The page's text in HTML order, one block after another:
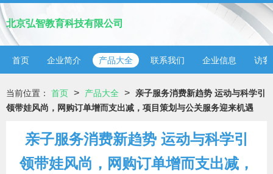
北京弘智教育科技有限公司
首页 企业简介 产品大全 联系我们 企业信息 访客
当前位置： 首页 > 产品大全 > 亲子服务消费新趋势 运动与科学引
领带娃风尚，网购订单增而支出减，项目策划与公关服务迎来机遇
亲子服务消费新趋势 运动与科学引
领带娃风尚，网购订单增而支出减，